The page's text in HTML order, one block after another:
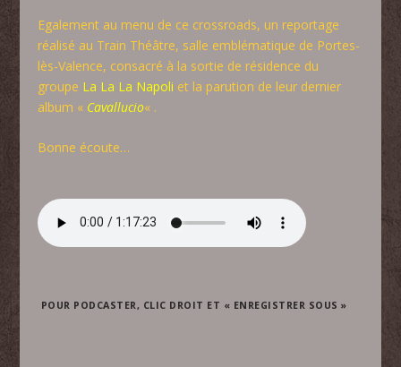
Egalement au menu de ce crossroads, un reportage
réalisé au Train Théâtre, salle emblématique de Portes-
lès-Valence, consacré à la sortie de résidence du
groupe La La La Napoli et la parution de leur dernier
album « Cavallucio« .
Bonne écoute…
POUR PODCASTER, CLIC DROIT ET « ENREGISTRER SOUS »